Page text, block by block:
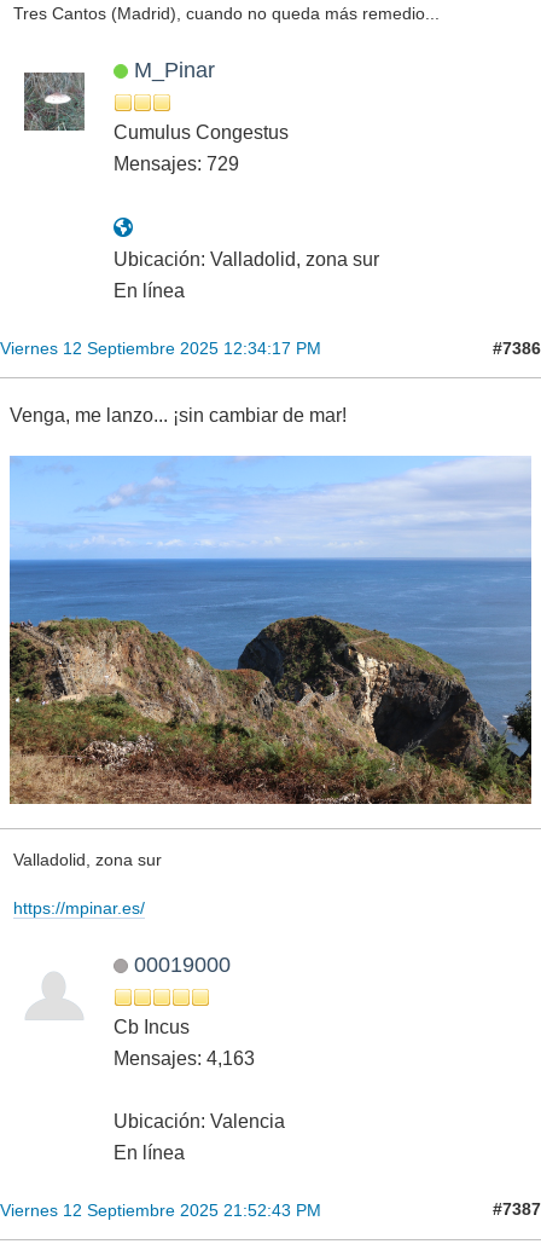
Tres Cantos (Madrid), cuando no queda más remedio...
M_Pinar
Cumulus Congestus
Mensajes: 729
Ubicación: Valladolid, zona sur
En línea
Viernes 12 Septiembre 2025 12:34:17 PM #7386
Venga, me lanzo... ¡sin cambiar de mar!
Valladolid, zona sur
https://mpinar.es/
00019000
Cb Incus
Mensajes: 4,163
Ubicación: Valencia
En línea
Viernes 12 Septiembre 2025 21:52:43 PM #7387